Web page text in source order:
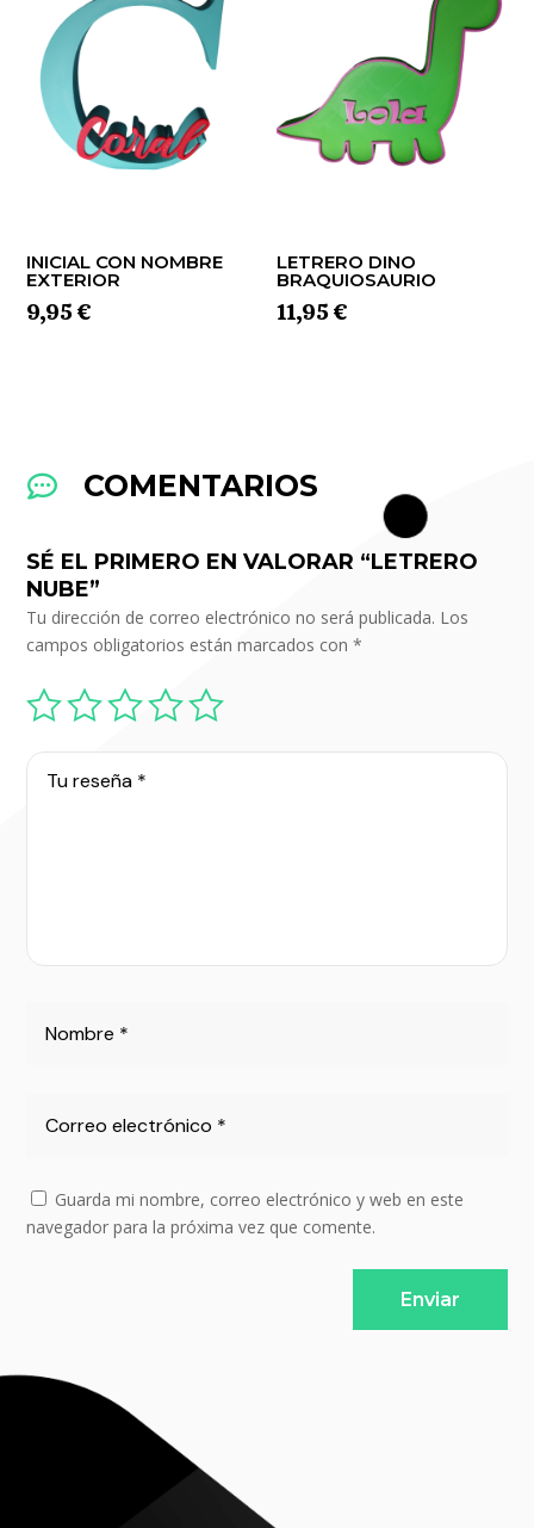
INICIAL CON NOMBRE
EXTERIOR
9,95 €
LETRERO DINO
BRAQUIOSAURIO
11,95 €
 COMENTARIOS
SÉ EL PRIMERO EN VALORAR “LETRERO
NUBE”
Tu dirección de correo electrónico no será publicada. Los
campos obligatorios están marcados con*
Guarda mi nombre, correo electrónico y web en este
navegador para la próxima vez que comente.
Enviar